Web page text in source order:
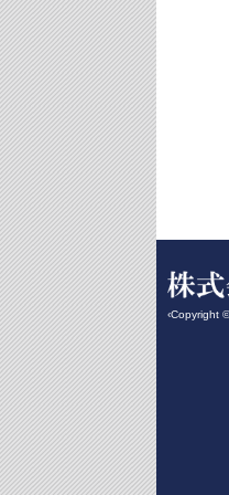
‹Copyright